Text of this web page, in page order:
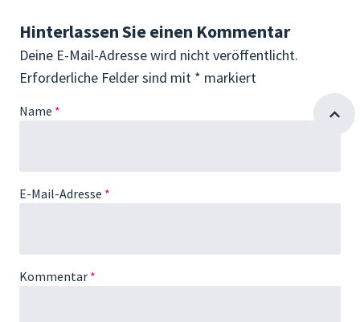
Hinterlassen Sie einen Kommentar
Deine E-Mail-Adresse wird nicht veröffentlicht.
Erforderliche Felder sind mit * markiert
Name *
E-Mail-Adresse *
Kommentar *